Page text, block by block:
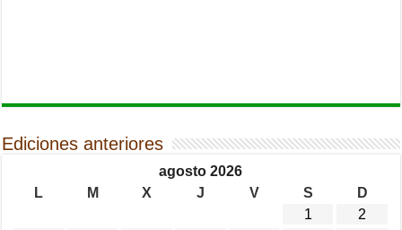
Ediciones anteriores
agosto 2026
L
M X J V S
D
1
2